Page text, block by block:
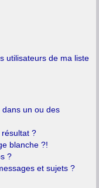
utilisateurs de ma liste
un ou des
?
blanche ?!
?
et sujets ?